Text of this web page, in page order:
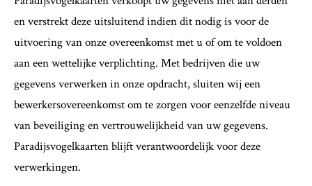
en verstrekt deze uitsluitend indien dit nodig is voor de
uitvoering van onze overeenkomst met u of om te voldoen
aan een wettelijke verplichting. Met bedrijven die uw
gegevens verwerken in onze opdracht, sluiten wij een
bewerkersovereenkomst om te zorgen voor eenzelfde niveau
van beveiliging en vertrouwelijkheid van uw gegevens.
Paradijsvogelkaarten blijft verantwoordelijk voor deze
verwerkingen.